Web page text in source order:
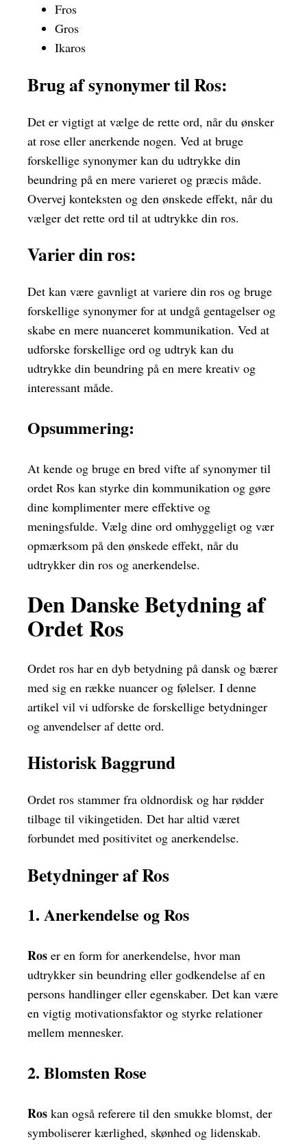
Fros
Gros
Ikaros
Brug af synonymer til Ros:
Det er vigtigt at vælge de rette ord, når du ønsker
at rose eller anerkende nogen. Ved at bruge
forskellige synonymer kan du udtrykke din
beundring på en mere varieret og præcis måde.
Overvej konteksten og den ønskede effekt, når du
vælger det rette ord til at udtrykke din ros.
Varier din ros:
Det kan være gavnligt at variere din ros og bruge
forskellige synonymer for at undgå gentagelser og
skabe en mere nuanceret kommunikation. Ved at
udforske forskellige ord og udtryk kan du
udtrykke din beundring på en mere kreativ og
interessant måde.
Opsummering:
At kende og bruge en bred vifte af synonymer til
ordet Ros kan styrke din kommunikation og gøre
dine komplimenter mere effektive og
meningsfulde. Vælg dine ord omhyggeligt og vær
opmærksom på den ønskede effekt, når du
udtrykker din ros og anerkendelse.
Den Danske Betydning af
Ordet Ros
Ordet ros har en dyb betydning på dansk og bærer
med sig en række nuancer og følelser. I denne
artikel vil vi udforske de forskellige betydninger
og anvendelser af dette ord.
Historisk Baggrund
Ordet ros stammer fra oldnordisk og har rødder
tilbage til vikingetiden. Det har altid været
forbundet med positivitet og anerkendelse.
Betydninger af Ros
1. Anerkendelse og Ros
Ros er en form for anerkendelse, hvor man
udtrykker sin beundring eller godkendelse af en
persons handlinger eller egenskaber. Det kan være
en vigtig motivationsfaktor og styrke relationer
mellem mennesker.
2. Blomsten Rose
Ros kan også referere til den smukke blomst, der
symboliserer kærlighed, skønhed og lidenskab.